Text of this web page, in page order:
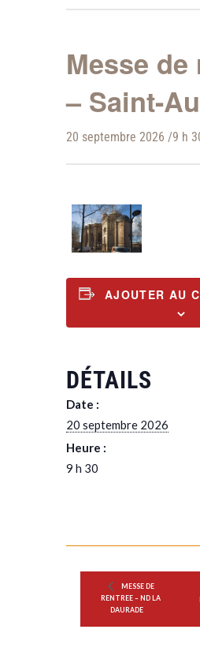
Messe de
– Saint-
20 septembre 2026 /9 h
AJOUTER AU
DÉTAILS
Date :
20 septembre 2026
Heure :
9 h 30
MESSE DE
RENTREE – ND LA
DAURADE